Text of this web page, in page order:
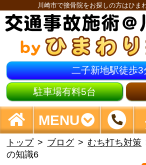
川崎市で接骨院をお探しの方はひま
二子新地駅徒歩3
駐車場有料5台
MENU
トップ ブログ むち打ち対策
の知識6